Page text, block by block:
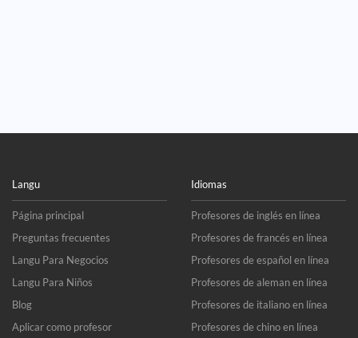
Langu
Página principal
Preguntas frecuentes
Langu Para Negocios
Langu Para Niños
Blog
Aplicar como profesor
Idiomas
Profesores de inglés en línea
Profesores de francés en línea
Profesores de español en línea
Profesores de aleman en línea
Profesores de italiano en línea
Profesores de chino en línea